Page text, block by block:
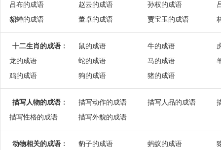
吕布的成语
赵云的成语 孙权的成语
貂蝉的成语
董卓的成语 贾宝玉的成语
十二生肖的成语 ： 鼠的成语 牛的成语
龙的成语
蛇的成语 马的成语
鸡的成语
狗的成语 猪的成语
描写人物的成语 ： 描写动作的成语 描写人品的成语
描写性格的成语
描写外貌的成语
动物相关的成语 ： 豹子的成语 蚂蚁的成语